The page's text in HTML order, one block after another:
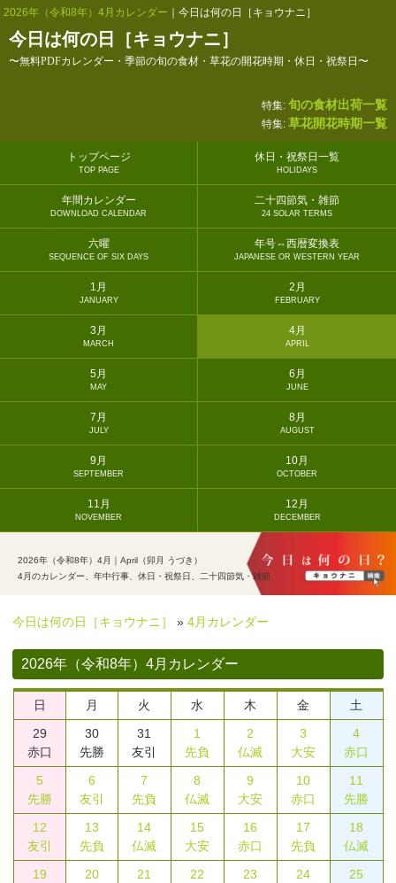
2026年（令和8年）4月カレンダー ｜今日は何の日［キョウナニ］
今日は何の日［キョウナニ］
〜無料PDFカレンダー・季節の旬の食材・草花の開花時期・休日・祝祭日〜
特集: 旬の食材出荷一覧
特集: 草花開花時期一覧
トップページ
TOP PAGE
休日・祝祭日一覧
HOLIDAYS
年間カレンダー
DOWNLOAD CALENDAR
二十四節気・雑節
24 SOLAR TERMS
六曜
SEQUENCE OF SIX DAYS
年号⇔西暦変換表
JAPANESE OR WESTERN YEAR
1月
JANUARY
2月
FEBRUARY
3月
MARCH
4月
APRIL
5月
MAY
6月
JUNE
7月
JULY
8月
AUGUST
9月
SEPTEMBER
10月
OCTOBER
11月
NOVEMBER
12月
DECEMBER
2026年（令和8年）4月｜April（卯月 うづき）
4月のカレンダー、年中行事、休日・祝祭日、二十四節気・雑節
今日は何の日［キョウナニ］ »4月カレンダー
2026年（令和8年）4月カレンダー
日 月 火 水 木 金
土
29
赤口
30
先勝
31
友引
1
先負
2
仏滅
3
大安
4
赤口
5
先勝
6
友引
7
先負
8
仏滅
9
大安
10
赤口
11
先勝
12
友引
13
先負
14
仏滅
15
大安
16
赤口
17
先負
18
仏滅
19
20
21
22
23
24
25